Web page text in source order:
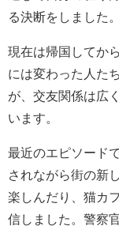
る決断をしました。
現在は帰国してか
には変わった人た
が、交友関係は広
います。
最近のエピソード
されながら街の新
楽しんだり、猫カ
信しました。警察